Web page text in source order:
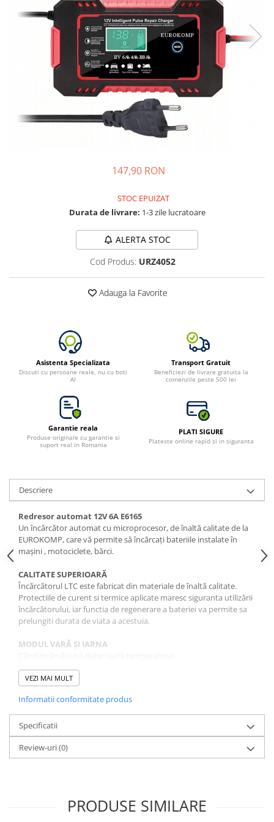
Acumulatori de stocare
Componente sisteme de balcon
147,90 RON
STOC EPUIZAT
Durata de livrare: 1-3 zile lucratoare
ALERTA STOC
Cod Produs: URZ4052
Adauga la Favorite
Asistenta Specializata
Discuti cu persoane reale, nu cu boti
AI
Transport Gratuit
Beneficiezi de livrare gratuita la
comenzile peste 500 lei
Garantie reala
Produse originale cu garantie si
suport real in Romania
PLATI SIGURE
Plateste online rapid si in siguranta
Descriere
Redresor automat 12V 6A E6165
Un încărcător automat cu microprocesor, de înaltă calitate de la
EUROKOMP, care vă permite să încărcați bateriile instalate în
mașini , motociclete, bărci.
CALITATE SUPERIOARĂ
Încărcătorul LTC este fabricat din materiale de înaltă calitate.
Protectiile de curent si termice aplicate maresc siguranta utilizării
încărcătorului, iar functia de regenerare a bateriei va permite sa
prelungiti durata de viata a acestuia.
MODUL VARĂ ȘI IARNA
- peste 28°C - modul de vară este activat,
- sub 10°C - modul de iarnă este activat.
corespunzătoare va fi evidențiată pe ecran și încărcătorul va
încărca optim vehiculul/dispozitivul conectat.
ECRAN LCD MULTIFUNCȚIONAL
Un afișaj LCD clar oferă utilizatorului toate informațiile despre
procesul de încărcare, inclusiv:
- afișarea stării de regenerare a bateriei
VEZI MAI MULT
Informatii conformitate produs
Specificatii
Review-uri(0)
PRODUSE SIMILARE